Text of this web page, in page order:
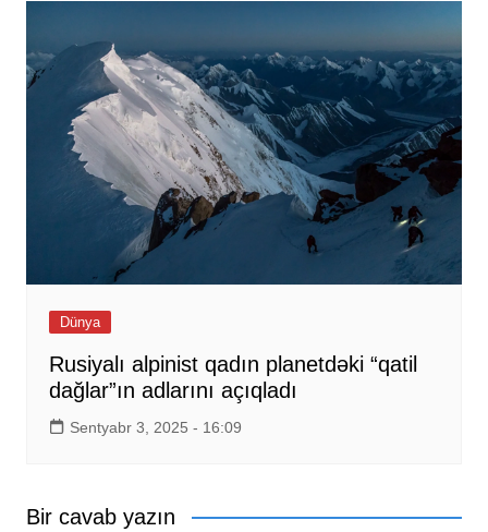
Dünya
Rusiyalı alpinist qadın planetdəki “qatil
dağlar”ın adlarını açıqladı
Sentyabr 3, 2025 - 16:09
Bir cavab yazın